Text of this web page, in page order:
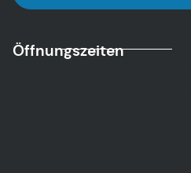
Öffnungszeiten